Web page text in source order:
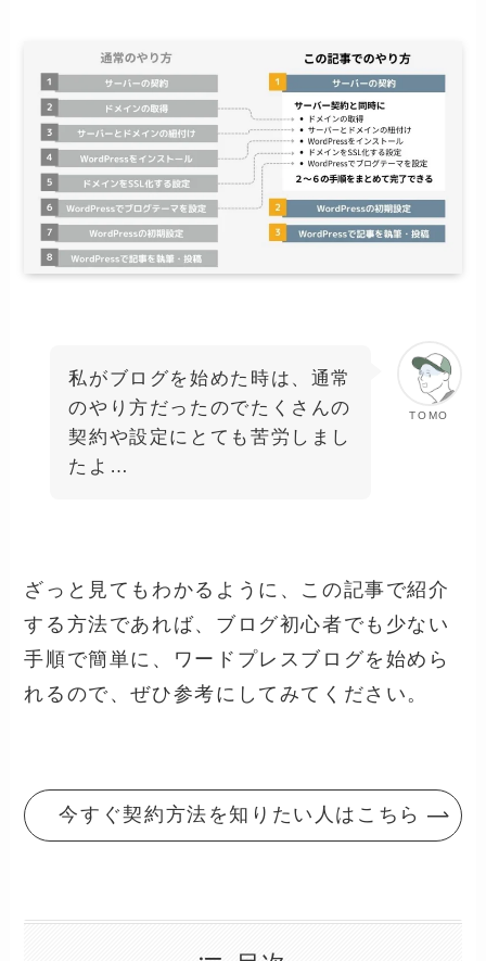
TOMO
私がブログを始めた時は、通常
のやり方だったのでたくさんの
契約や設定にとても苦労しまし
たよ…
ざっと見てもわかるように、この記事で紹介
する方法であれば、ブログ初心者でも少ない
手順で簡単に、ワードプレスブログを始めら
れるので、ぜひ参考にしてみてください。
今すぐ契約方法を知りたい人はこちら